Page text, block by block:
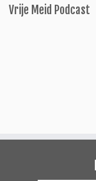
Vrije Meid Podcast